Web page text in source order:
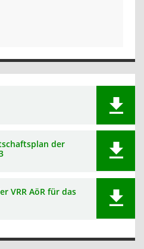
der
VRR AöR für das